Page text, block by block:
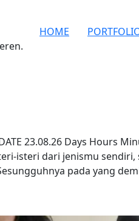
HOME
23.08.26 Days Hours
isteri dari jenismu
pada yang